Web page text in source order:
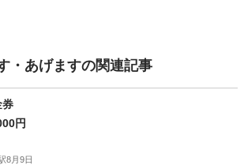
・あげますの関連記事
券
円
8月9日